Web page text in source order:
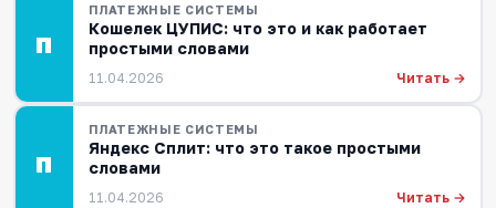
П
ПЛАТЕЖНЫЕ СИСТЕМЫ
Кошелек ЦУПИС: что это и как работает
простыми словами
11.04.2026 Читать →
П
ПЛАТЕЖНЫЕ СИСТЕМЫ
Яндекс Сплит: что это такое простыми
словами
11.04.2026 Читать →